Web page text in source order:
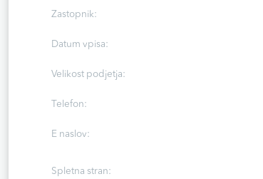
Zastopnik:
Datum vpisa:
Velikost podjetja:
Telefon:
E naslov:
Spletna stran: